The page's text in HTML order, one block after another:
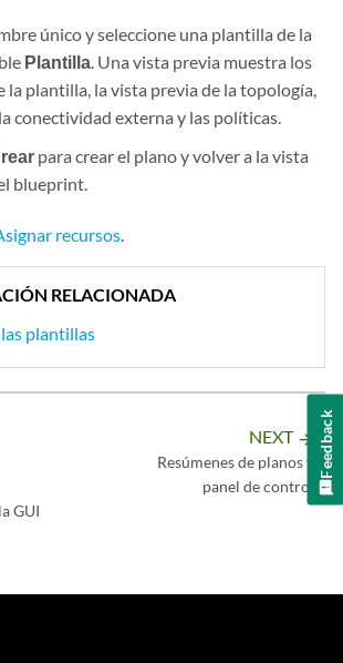
único y seleccione una plantilla de la
Plantilla . Una vista previa muestra los
la plantilla, la vista previa de la topología,
conectividad externa y las políticas.
para crear el plano y volver a la vista
blueprint.
recursos
RELACIONADA
plantillas
GUI
NEXT arrow_forward
Resúmenes de planos y
panel de control
Feedback